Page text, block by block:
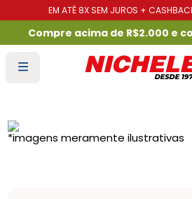
EM ATÉ 8X SEM JUROS +
Compre acima de R$2.000 e